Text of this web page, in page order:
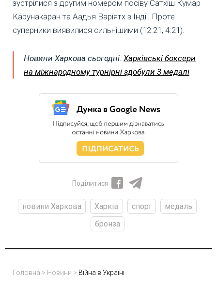
зустрілися з другим номером посіву Сатхіш Кумар
Карунакаран та Аадья Варіятх з Індії. Проте
суперники виявилися сильнішими (12:21, 4:21).
Новини Харкова сьогодні: Харківські боксери
на міжнародному турнірні здобули 3 медалі
Поділитися
новини Харкова Харків спорт
медаль
бронза
Головна > Новини > Війна в Україні